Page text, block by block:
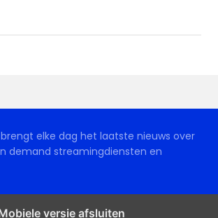
elke dag het laatste nieuws over
demand streamingdiensten en
versie afsluiten